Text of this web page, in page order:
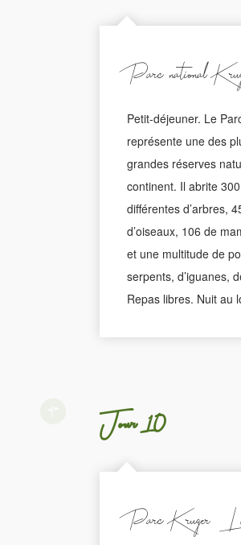
Parc national
Petit-déjeuner. Le
représente une des
grandes réserves
continent. Il abrite
différentes d’arbres,
d’oiseaux, 106 de
et une multitude de
serpents, d’iguanes,
Repas libres. Nuit au
Jour 10
Parc Kruger -